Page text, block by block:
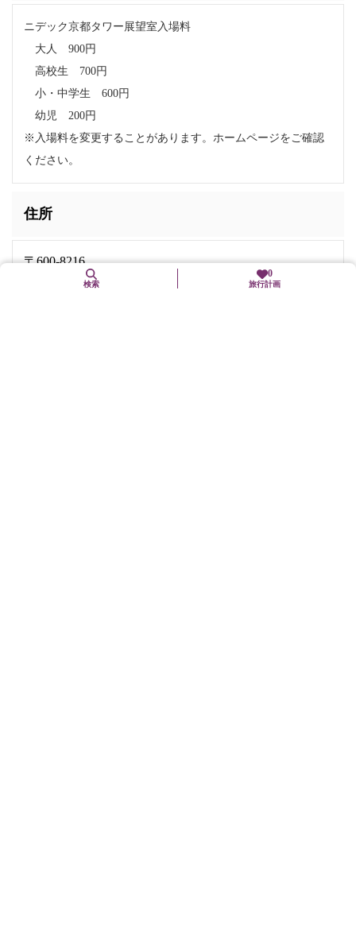
ニデック京都タワー展望室入場料
大人 900円
高校生 700円
小・中学生 600円
幼児 200円
※入場料を変更することがあります。ホームページをご確認
ください。
住所
〒600-8216
京都府京都市下京区烏丸通七条下る東塩小路町721-
0
旅行計画
検索